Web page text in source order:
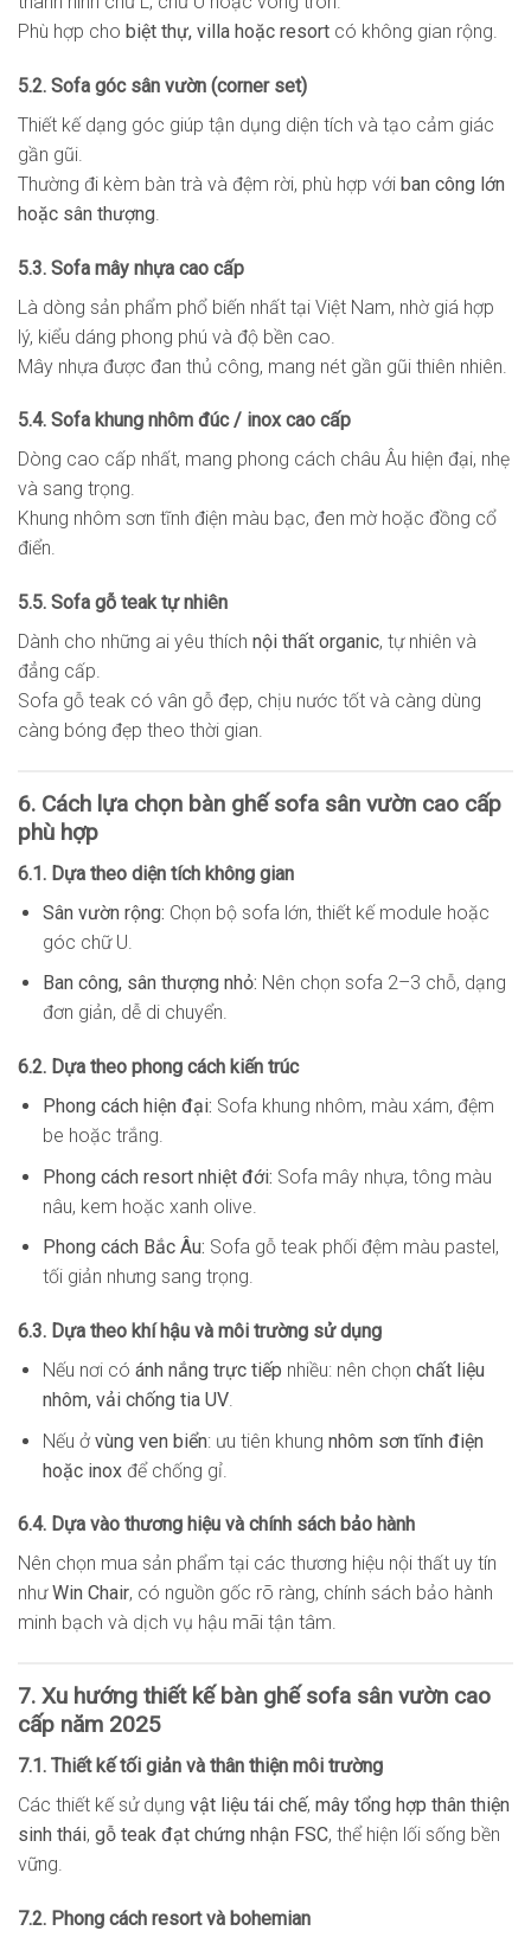
Phù hợp cho biệt thự, villa hoặc resort có không gian rộng.
5.2. Sofa góc sân vườn (corner set)
Thiết kế dạng góc giúp tận dụng diện tích và tạo cảm giác
gần gũi.
Thường đi kèm bàn trà và đệm rời, phù hợp với ban công lớn
hoặc sân thượng.
5.3. Sofa mây nhựa cao cấp
Là dòng sản phẩm phổ biến nhất tại Việt Nam, nhờ giá hợp
lý, kiểu dáng phong phú và độ bền cao.
Mây nhựa được đan thủ công, mang nét gần gũi thiên nhiên.
5.4. Sofa khung nhôm đúc / inox cao cấp
Dòng cao cấp nhất, mang phong cách châu Âu hiện đại, nhẹ
và sang trọng.
Khung nhôm sơn tĩnh điện màu bạc, đen mờ hoặc đồng cổ
điển.
5.5. Sofa gỗ teak tự nhiên
Dành cho những ai yêu thích nội thất organic, tự nhiên và
đẳng cấp.
Sofa gỗ teak có vân gỗ đẹp, chịu nước tốt và càng dùng
càng bóng đẹp theo thời gian.
6. Cách lựa chọn bàn ghế sofa sân vườn cao cấp
phù hợp
6.1. Dựa theo diện tích không gian
Sân vườn rộng: Chọn bộ sofa lớn, thiết kế module hoặc
góc chữ U.
Ban công, sân thượng nhỏ: Nên chọn sofa 2–3 chỗ, dạng
đơn giản, dễ di chuyển.
6.2. Dựa theo phong cách kiến trúc
Phong cách hiện đại: Sofa khung nhôm, màu xám, đệm
be hoặc trắng.
Phong cách resort nhiệt đới: Sofa mây nhựa, tông màu
nâu, kem hoặc xanh olive.
Phong cách Bắc Âu: Sofa gỗ teak phối đệm màu pastel,
tối giản nhưng sang trọng.
6.3. Dựa theo khí hậu và môi trường sử dụng
Nếu nơi có ánh nắng trực tiếp nhiều: nên chọn chất liệu
nhôm, vải chống tia UV.
Nếu ở vùng ven biển: ưu tiên khung nhôm sơn tĩnh điện
hoặc inoxđể chống gỉ.
6.4. Dựa vào thương hiệu và chính sách bảo hành
Nên chọn mua sản phẩm tại các thương hiệu nội thất uy tín
nhưWin Chair, có nguồn gốc rõ ràng, chính sách bảo hành
minh bạch và dịch vụ hậu mãi tận tâm.
7. Xu hướng thiết kế bàn ghế sofa sân vườn cao
cấp năm 2025
7.1. Thiết kế tối giản và thân thiện môi trường
Các thiết kế sử dụng vật liệu tái chế, mây tổng hợp thân thiện
sinh thái, gỗ teak đạt chứng nhận FSC, thể hiện lối sống bền
vững.
7.2. Phong cách resort và bohemian